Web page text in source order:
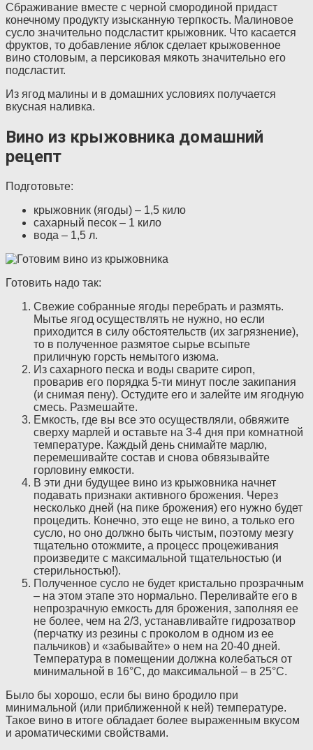
Сбраживание вместе с черной смородиной придаст
конечному продукту изысканную терпкость. Малиновое
сусло значительно подсластит крыжовник. Что касается
фруктов, то добавление яблок сделает крыжовенное
вино столовым, а персиковая мякоть значительно его
подсластит.
Из ягод малины и в домашних условиях получается
вкусная наливка.
Вино из крыжовника домашний
рецепт
Подготовьте:
крыжовник (ягоды) – 1,5 кило
сахарный песок – 1 кило
вода – 1,5 л.
Готовить надо так:
Свежие собранные ягоды перебрать и размять.
Мытье ягод осуществлять не нужно, но если
приходится в силу обстоятельств (их загрязнение),
то в полученное размятое сырье всыпьте
приличную горсть немытого изюма.
Из сахарного песка и воды сварите сироп,
проварив его порядка 5-ти минут после закипания
(и снимая пену). Остудите его и залейте им ягодную
смесь. Размешайте.
Емкость, где вы все это осуществляли, обвяжите
сверху марлей и оставьте на 3-4 дня при комнатной
температуре. Каждый день снимайте марлю,
перемешивайте состав и снова обвязывайте
горловину емкости.
В эти дни будущее вино из крыжовника начнет
подавать признаки активного брожения. Через
несколько дней (на пике брожения) его нужно будет
процедить. Конечно, это еще не вино, а только его
сусло, но оно должно быть чистым, поэтому мезгу
тщательно отожмите, а процесс процеживания
произведите с максимальной тщательностью (и
стерильностью!).
Полученное сусло не будет кристально прозрачным
– на этом этапе это нормально. Переливайте его в
непрозрачную емкость для брожения, заполняя ее
не более, чем на 2/3, устанавливайте гидрозатвор
(перчатку из резины с проколом в одном из ее
пальчиков) и «забывайте» о нем на 20-40 дней.
Температура в помещении должна колебаться от
минимальной в 16°C, до максимальной – в 25°C.
Было бы хорошо, если бы вино бродило при
минимальной (или приближенной к ней) температуре.
Такое вино в итоге обладает более выраженным вкусом
и ароматическими свойствами.